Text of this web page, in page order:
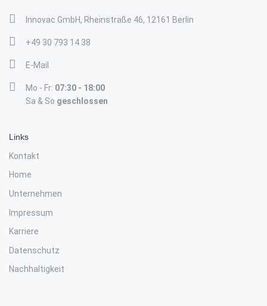
Innovac GmbH, Rheinstraße 46, 12161 Berlin
+49 30 793 14 38
E-Mail
Mo - Fr: 07:30 - 18:00
Sa & So geschlossen
Links
Kontakt
Home
Unternehmen
Impressum
Karriere
Datenschutz
Nachhaltigkeit